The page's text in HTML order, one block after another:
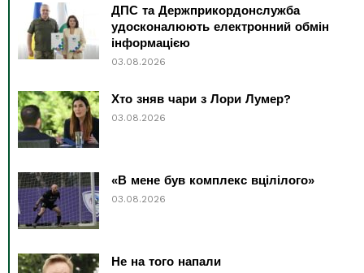
ДПС та Держприкордонслужба
удосконалюють електронний обмін
інформацією
03.08.2026
Хто зняв чари з Лори Лумер?
03.08.2026
«В мене був комплекс вцілілого»
03.08.2026
Не на того напали